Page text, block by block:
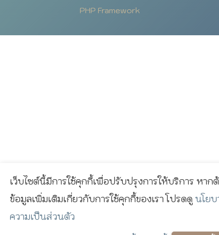
PHP Framework
เว็บไซต์นี้มีการใช้คุกกี้เพื่อปรับปรุงการให้บริการ หาก
ข้อมูลเพิ่มเติมเกี่ยวกับการใช้คุกกี้ของเรา โปรดดู นโยบ
ความเป็นส่วนตัว